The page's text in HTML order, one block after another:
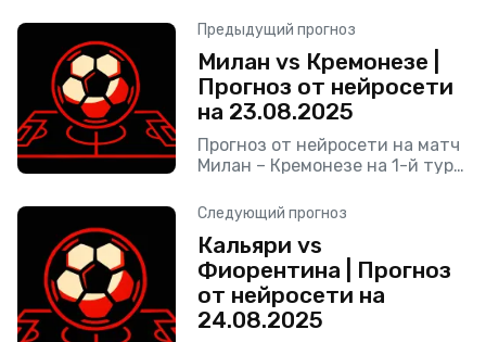
Предыдущий прогноз
Милан vs Кремонезе |
Прогноз от нейросети
на 23.08.2025
Прогноз от нейросети на матч
Милан – Кремонезе на 1-й тур
пройдет 23 августа 2025.
Следующий прогноз
Кальяри vs
Фиорентина | Прогноз
от нейросети на
24.08.2025